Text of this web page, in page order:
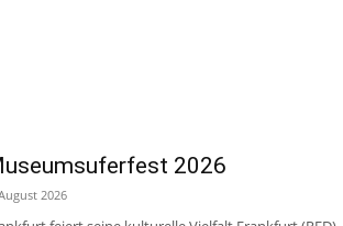
2026
2026